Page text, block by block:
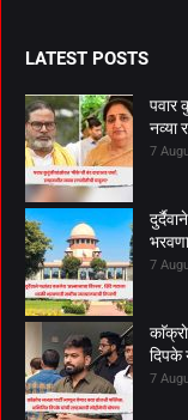
LATEST POSTS
पवार
नव्या
7
7
दिपके
7